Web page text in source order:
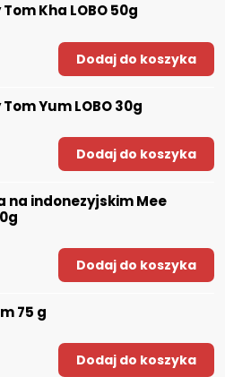
Kha LOBO 50g
Dodaj do koszyka
Yum LOBO 30g
Dodaj do koszyka
na indonezyjskim Mee
Dodaj do koszyka
75 g
Dodaj do koszyka